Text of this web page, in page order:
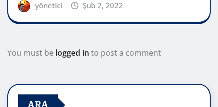
yönetici Şub 2, 2022
You must be logged in to post a comment